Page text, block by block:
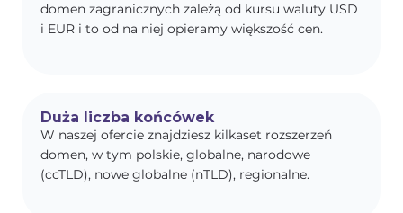
domen zagranicznych zależą od kursu waluty USD
i EUR i to od na niej opieramy większość cen.
Duża liczba końcówek
W naszej ofercie znajdziesz kilkaset rozszerzeń
domen, w tym polskie, globalne, narodowe
(ccTLD), nowe globalne (nTLD), regionalne.